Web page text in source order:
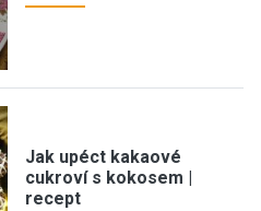
Jak upéct kakaové
cukroví s kokosem |
recept